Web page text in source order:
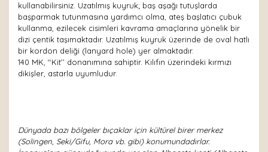
kullanabilirsiniz. Uzatılmış kuyruk; baş aşağı tutuşlarda
başparmak tutunmasına yardımcı olma, ateş başlatıcı çubuk
kullanma, ezilecek cisimleri kavrama amaçlarına yönelik bir
dizi çentik taşımaktadır. Uzatılmış kuyruk üzerinde de oval hatlı
bir kordon deliği (lanyard hole) yer almaktadır.
140 MK, ‘‘Kit’’ donanımına sahiptir. Kılıfın üzerindeki kırmızı
dikişler, astarla uyumludur.
Dünyada bazı bölgeler bıçaklar için kültürel birer merkez
(Solingen, Seki/Gifu, Mora vb. gibi) konumundadırlar.